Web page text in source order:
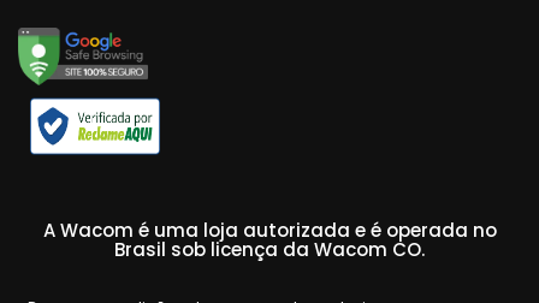
A Wacom é uma loja autorizada e é operada no
Brasil sob licença da Wacom CO.